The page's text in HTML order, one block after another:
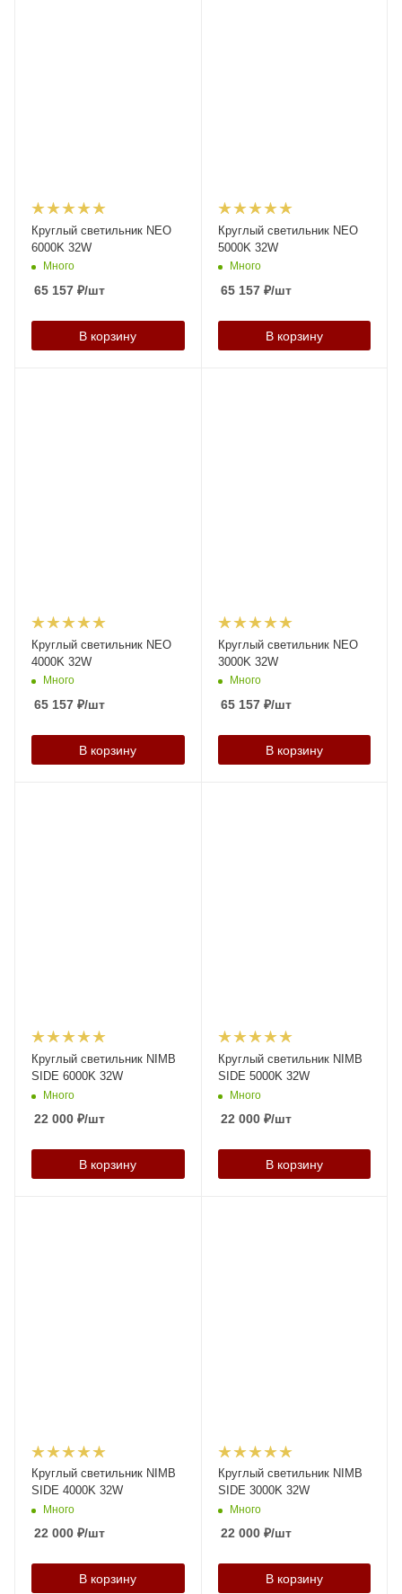
Круглый светильник NEO
6000K 32W
Много
65 157 ₽/шт
В корзину
Круглый светильник NEO
5000K 32W
Много
65 157₽/шт
В корзину
Круглый светильник NEO
4000K 32W
Много
65 157 ₽/шт
В корзину
Круглый светильник NEO
3000K 32W
Много
65 157₽/шт
В корзину
Круглый светильник NIMB
SIDE 6000K 32W
Много
22 000 ₽/шт
В корзину
Круглый светильник NIMB
SIDE 5000K 32W
Много
22 000₽/шт
В корзину
Круглый светильник NIMB
SIDE 4000K 32W
Много
22 000 ₽/шт
В корзину
Круглый светильник NIMB
SIDE 3000K 32W
Много
22 000₽/шт
В корзину